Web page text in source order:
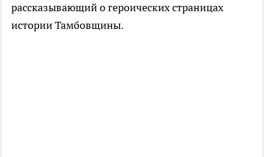
рассказывающий о героических страницах
истории Тамбовщины.